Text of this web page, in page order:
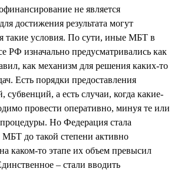
не является
достижения результата могут
такие условия. По сути, иные МБТ в
РФ изначально предусматривались как
как механизм для решения каких-то
Есть порядки предоставления
субвенций, а есть случаи, когда какие-
провести оперативно, минуя те или
Но Федерация стала
до такой степени активно
каком-то этапе их объем превысил
– стали вводить